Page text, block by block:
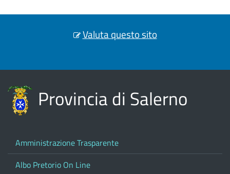
Valuta questo sito
Provincia di Salerno
Amministrazione Trasparente
Albo Pretorio On Line